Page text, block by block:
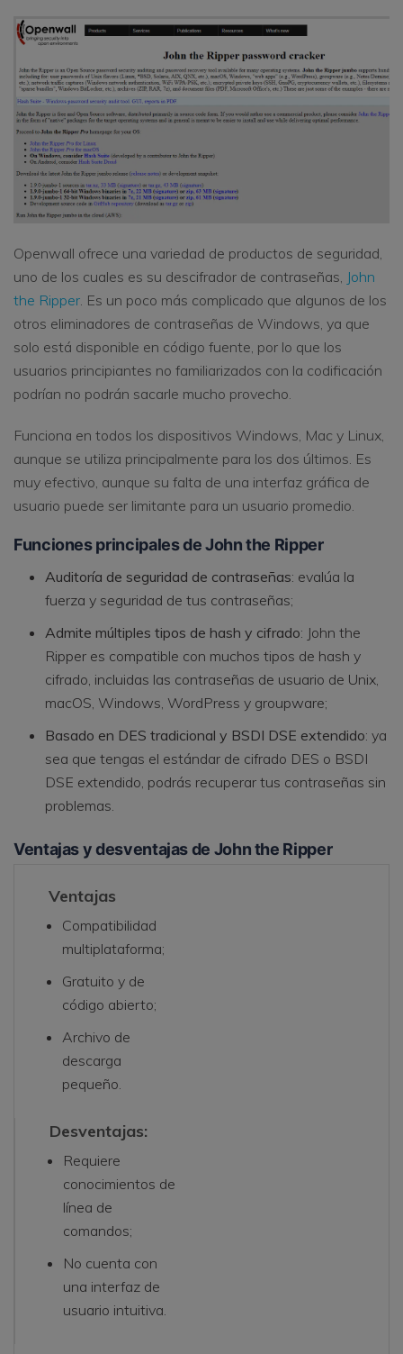
Openwall ofrece una variedad de productos de seguridad,
uno de los cuales es su descifrador de contraseñas, John
the Ripper. Es un poco más complicado que algunos de los
otros eliminadores de contraseñas de Windows, ya que
solo está disponible en código fuente, por lo que los
usuarios principiantes no familiarizados con la codificación
podrían no podrán sacarle mucho provecho.
Funciona en todos los dispositivos Windows, Mac y Linux,
aunque se utiliza principalmente para los dos últimos. Es
muy efectivo, aunque su falta de una interfaz gráfica de
usuario puede ser limitante para un usuario promedio.
Funciones principales de John the Ripper
Auditoría de seguridad de contraseñas: evalúa la
fuerza y seguridad de tus contraseñas;
Admite múltiples tipos de hash y cifrado: John the
Ripper es compatible con muchos tipos de hash y
cifrado, incluidas las contraseñas de usuario de Unix,
macOS, Windows, WordPress y groupware;
Basado en DES tradicional y BSDI DSE extendido: ya
sea que tengas el estándar de cifrado DES o BSDI
DSE extendido, podrás recuperar tus contraseñas sin
problemas.
Ventajas y desventajas de John the Ripper
Ventajas
Compatibilidad
multiplataforma;
Gratuito y de
código abierto;
Archivo de
descarga
pequeño.
Desventajas:
Requiere
conocimientos de
línea de
comandos;
No cuenta con
una interfaz de
usuario intuitiva.